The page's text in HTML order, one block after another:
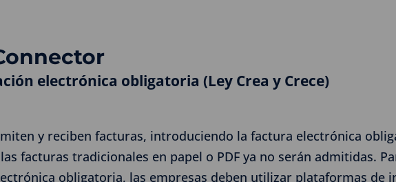
electrónica obligatoria (Ley Crea y Crece)
y reciben facturas, introduciendo la factura electrónica
facturas tradicionales en papel o PDF ya no serán admitidas.
obligatoria, las empresas deben utilizar plataformas de